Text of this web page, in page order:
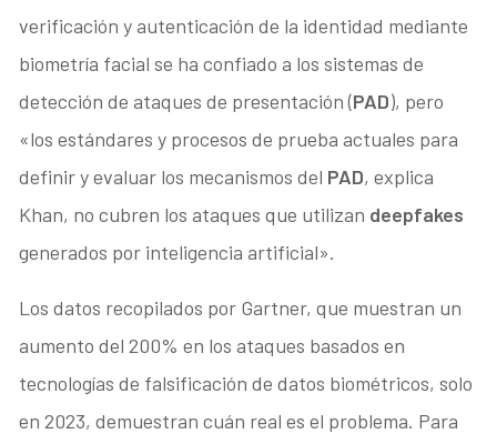
verificación y autenticación de la identidad mediante
biometría facial se ha confiado a los sistemas de
detección de ataques de presentación (PAD), pero
«los estándares y procesos de prueba actuales para
definir y evaluar los mecanismos del PAD, explica
Khan, no cubren los ataques que utilizan deepfakes
generados por inteligencia artificial».
Los datos recopilados por Gartner, que muestran un
aumento del 200% en los ataques basados en
tecnologías de falsificación de datos biométricos, solo
en 2023, demuestran cuán real es el problema. Para